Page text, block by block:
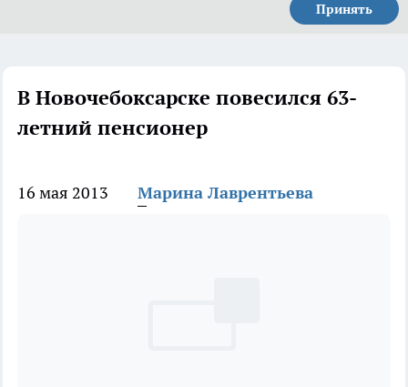
Принять
В Новочебоксарске повесился 63-
летний пенсионер
16 мая 2013 Марина Лаврентьева